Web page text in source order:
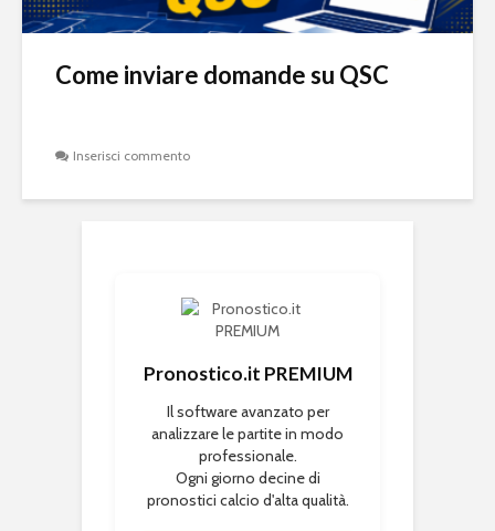
Come inviare domande su QSC
Inserisci commento
Pronostico.it PREMIUM
Il software avanzato per
analizzare le partite in modo
professionale.
Ogni giorno decine di
pronostici calcio d'alta qualità.